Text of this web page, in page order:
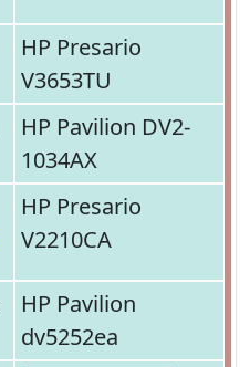
HP Presario
V3653TU
HP Pavilion DV2-
1034AX
HP Presario
V2210CA
HP Pavilion
dv5252ea